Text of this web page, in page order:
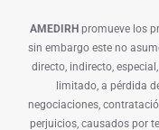
AMEDIRH promueve los
sin embargo este no
directo, indirecto,
limitado, a pérdida
negociaciones,
perjuicios, causados por